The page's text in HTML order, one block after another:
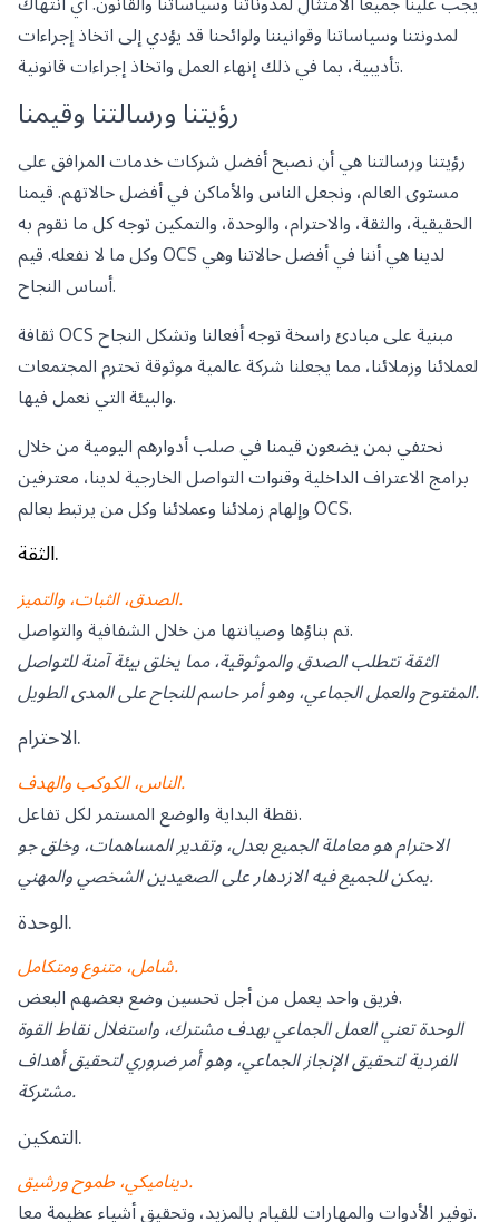
لمدونتنا وسياساتنا وقوانيننا ولوائحنا قد يؤدي إلى اتخاذ إجراءات
تأديبية، بما في ذلك إنهاء العمل واتخاذ إجراءات قانونية.
رؤيتنا ورسالتنا وقيمنا
رؤيتنا ورسالتنا هي أن نصبح أفضل شركات خدمات المرافق على
مستوى العالم، ونجعل الناس والأماكن في أفضل حالاتهم. قيمنا
الحقيقية، والثقة، والاحترام، والوحدة، والتمكين توجه كل ما نقوم به
وكل ما لا نفعله. قيم OCS لدينا هي أننا في أفضل حالاتنا وهي
أساس النجاح.
ثقافة OCS مبنية على مبادئ راسخة توجه أفعالنا وتشكل النجاح
لعملائنا وزملائنا، مما يجعلنا شركة عالمية موثوقة تحترم المجتمعات
والبيئة التي نعمل فيها.
نحتفي بمن يضعون قيمنا في صلب أدوارهم اليومية من خلال
برامج الاعتراف الداخلية وقنوات التواصل الخارجية لدينا، معترفين
وإلهام زملائنا وعملائنا وكل من يرتبط بعالم OCS.
الثقة.
الصدق، الثبات، والتميز.
تم بناؤها وصيانتها من خلال الشفافية والتواصل.
الثقة تتطلب الصدق والموثوقية، مما يخلق بيئة آمنة للتواصل
المفتوح والعمل الجماعي، وهو أمر حاسم للنجاح على المدى الطويل.
الاحترام.
الناس، الكوكب والهدف.
نقطة البداية والوضع المستمر لكل تفاعل.
الاحترام هو معاملة الجميع بعدل، وتقدير المساهمات، وخلق جو
يمكن للجميع فيه الازدهار على الصعيدين الشخصي والمهني.
الوحدة.
شامل، متنوع ومتكامل.
فريق واحد يعمل من أجل تحسين وضع بعضهم البعض.
الوحدة تعني العمل الجماعي بهدف مشترك، واستغلال نقاط القوة
الفردية لتحقيق الإنجاز الجماعي، وهو أمر ضروري لتحقيق أهداف
مشتركة.
التمكين.
ديناميكي، طموح ورشيق.
توفير الأدوات والمهارات للقيام بالمزيد، وتحقيق أشياء عظيمة معا.